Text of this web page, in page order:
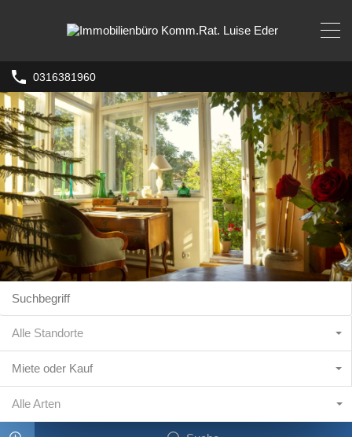
0316381960
Alle Standorte
Miete oder Kauf
Alle Arten